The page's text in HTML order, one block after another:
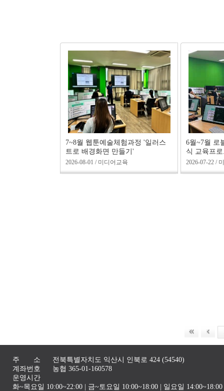
7~8월 웹툰예술체험과정 '일러스
트로 배경화면 만들기'
2026-08-01 / 미디어교육
6월~7월 로
식 교육프
2026-07-22 /
주 소
전북특별자치도 익산시 인북로 424 (54540)
계좌번호
농협 365-01-160578
운영시간
화~목요일 10:00~22:00 | 금~토요일 10:00~18:00 | 일요일